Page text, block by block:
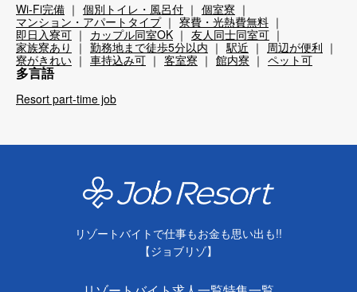
Wi-Fi完備 個別トイレ・風呂付
個室寮
マンション・アパートタイプ
寮費・光熱費無料
即日入寮可
カップル同室OK
友人同士同室可
家族寮あり
勤務地まで徒歩5分以内 駅近
周辺が便利
寮がきれい
車持込み可 客室寮 館内寮 ペット可
多言語
Resort part-time job
リゾートバイトで仕事もお金も思い出も!!
【ジョブリゾ】